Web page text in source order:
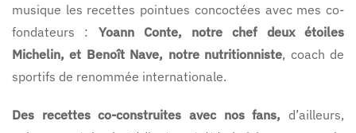
musique les recettes pointues concoctées avec mes co-
fondateurs : Yoann Conte, notre chef deux étoiles
Michelin, et Benoît Nave, notre nutritionniste, coach de
sportifs de renommée internationale.
Des recettes co-construites avec nos fans, d’ailleurs,